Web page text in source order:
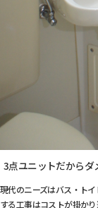
3点ユニットだからダ
現代のニーズはバス・ト
する工事はコストが掛か